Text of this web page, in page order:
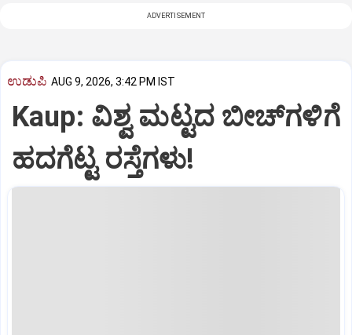
ADVERTISEMENT
ಉಡುಪಿ AUG 9, 2026, 3:42 PM IST
Kaup: ವಿಶ್ವ ಮಟ್ಟದ ಬೀಚ್‌ಗಳಿಗೆ
ಹದಗೆಟ್ಟ ರಸ್ತೆಗಳು!